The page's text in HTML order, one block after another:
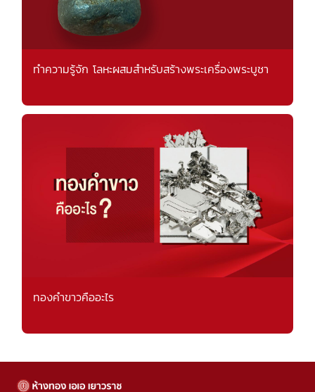
ทำความรู้จัก โลหะผสมสำหรับสร้างพระเครื่องพระบูชา
ทองคำขาวคืออะไร